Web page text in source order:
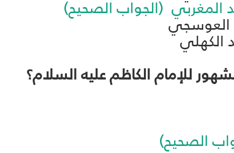
(الجواب الصحيح)
العوسجي
الكهلي
الصحيح)